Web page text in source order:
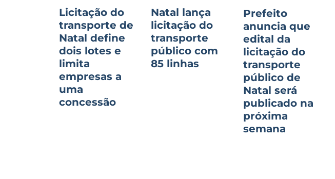
Licitação do
transporte de
Natal define
dois lotes e
limita
empresas a
uma
concessão
Natal lança
licitação do
transporte
público com
85 linhas
Prefeito
anuncia que
edital da
licitação do
transporte
público de
Natal será
publicado na
próxima
semana